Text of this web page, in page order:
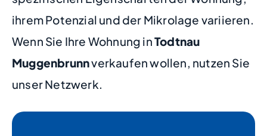
ihrem Potenzial und der Mikrolage variieren.
Wenn Sie Ihre Wohnung inTodtnau
Muggenbrunnverkaufen wollen, nutzen Sie
unser Netzwerk.